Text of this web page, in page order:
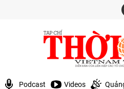
Podcast Videos